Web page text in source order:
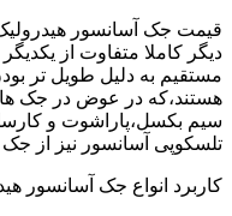
قیمت جک آسانسور
دیگر کاملا متفاوت از
مستقیم به دلیل طویل تر
هستند،که در عوض در جک
سیم بکسل،پاراشوت و
تلسکوپی آسانسور نیز از
کاربرد انواع جک آسانسور